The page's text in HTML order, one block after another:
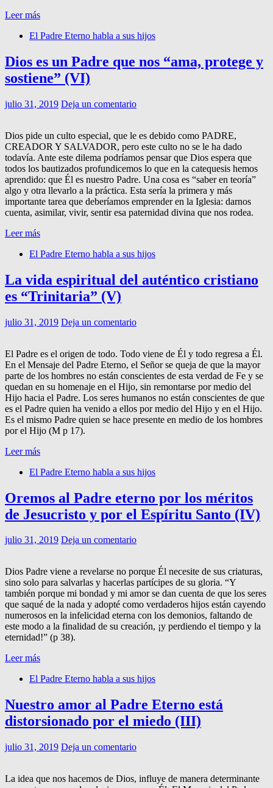
Leer más
El Padre Eterno habla a sus hijos
Dios es un Padre que nos “ama, protege y
sostiene” (VI)
julio 31, 2019 Deja un comentario
Dios pide un culto especial, que le es debido como PADRE,
CREADOR Y SALVADOR, pero este culto no se le ha dado
todavía. Ante este dilema podríamos pensar que Dios espera que
todos los bautizados profundicemos lo que en la catequesis hemos
aprendido: que Él es nuestro Padre. Una cosa es “saber en teoría”
algo y otra llevarlo a la práctica. Esta sería la primera y más
importante tarea que deberíamos emprender en la Iglesia: darnos
cuenta, asimilar, vivir, sentir esa paternidad divina que nos rodea.
Leer más
El Padre Eterno habla a sus hijos
La vida espiritual del auténtico cristiano
es “Trinitaria” (V)
julio 31, 2019 Deja un comentario
El Padre es el origen de todo. Todo viene de Él y todo regresa a Él.
En el Mensaje del Padre Eterno, el Señor se queja de que la mayor
parte de los hombres no están conscientes de esta verdad de Fe y se
quedan en su homenaje en el Hijo, sin remontarse por medio del
Hijo hacia el Padre. Los seres humanos no están conscientes de que
es el Padre quien ha venido a ellos por medio del Hijo y en el Hijo.
Es el mismo Padre quien se hace presente en medio de los hombres
por el Hijo (M p 17).
Leer más
El Padre Eterno habla a sus hijos
Oremos al Padre eterno por los méritos
de Jesucristo y por el Espíritu Santo (IV)
julio 31, 2019 Deja un comentario
Dios Padre viene a revelarse no porque Él necesite de sus criaturas,
sino solo para salvarlas y hacerlas partícipes de su gloria. “Y
también porque mi bondad y mi amor se dan cuenta de que los seres
que saqué de la nada y adopté como verdaderos hijos están cayendo
numerosos en la infelicidad eterna con los demonios, faltando de
este modo a la finalidad de su creación, ¡y perdiendo el tiempo y la
eternidad!” (p 38).
Leer más
El Padre Eterno habla a sus hijos
Nuestro amor al Padre Eterno está
distorsionado por el miedo (III)
julio 31, 2019 Deja un comentario
La idea que nos hacemos de Dios, influye de manera determinante